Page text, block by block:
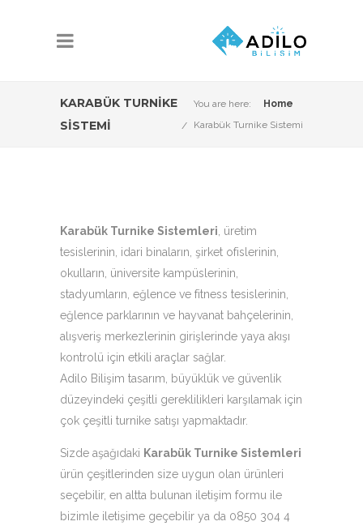
KARABÜK TURNIKE
SISTEMI
You are here:
Home
Karabük Turnike Sistemi
Karabük Turnike Sistemleri , üretim
tesislerinin, idari binaların, şirket ofislerinin,
okulların, üniversite kampüslerinin,
stadyumların, eğlence ve fitness tesislerinin,
eğlence parklarının ve hayvanat bahçelerinin,
alışveriş merkezlerinin girişlerinde yaya akışı
kontrolü için etkili araçlar sağlar.
Adilo Bilişim tasarım, büyüklük ve güvenlik
düzeyindeki çeşitli gereklilikleri karşılamak için
çok çeşitli turnike satışı yapmaktadır.
Sizde aşağıdaki Karabük Turnike Sistemleri
ürün çeşitlerinden size uygun olan ürünleri
seçebilir, en altta bulunan iletişim formu ile
bizimle iletişime geçebilir ya da 0850 304 4